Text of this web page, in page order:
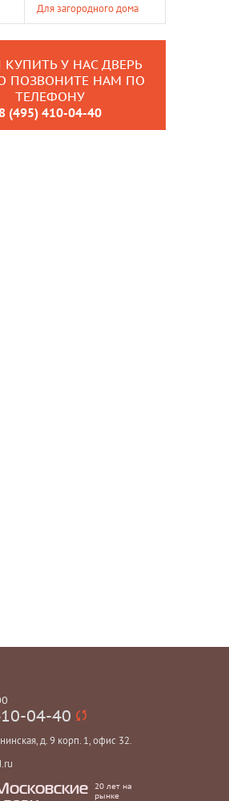
Для загородного дома
КУПИТЬ У НАС ДВЕРЬ
ПОЗВОНИТЕ НАМ ПО
ТЕЛЕФОНУ
8 (495) 410-04-40
04-40
д. 9 корп. 1, офис 32.
20 лет на
рынке